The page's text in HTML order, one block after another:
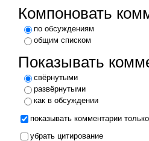
Компоновать
по обсуждениям
общим списком
Показывать
свёрнутыми
развёрнутыми
как в обсуждении
показывать комментарии
убрать цитирование